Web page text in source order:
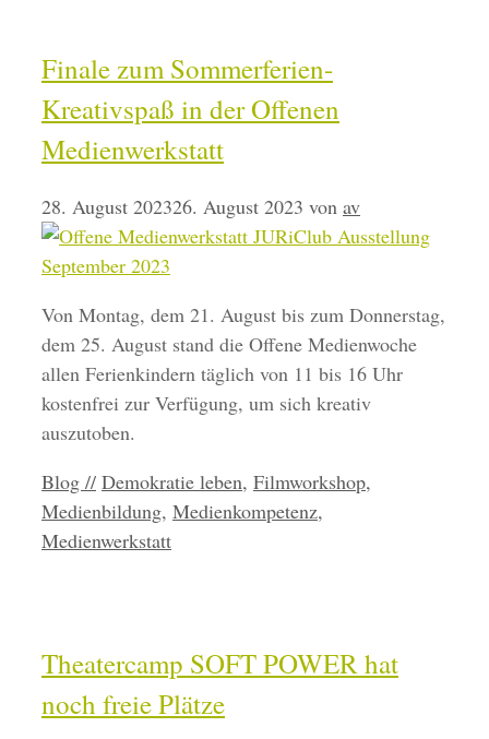
Finale zum Sommerferien-
Kreativspaß in der Offenen
Medienwerkstatt
28. August 202326. August 2023 von av
Von Montag, dem 21. August bis zum Donnerstag,
dem 25. August stand die Offene Medienwoche
allen Ferienkindern täglich von 11 bis 16 Uhr
kostenfrei zur Verfügung, um sich kreativ
auszutoben.
Kategorien
Blog // Schlagwörter
Demokratie leben, Filmworkshop,
Medienbildung, Medienkompetenz,
Medienwerkstatt
Theatercamp SOFT POWER hat
noch freie Plätze